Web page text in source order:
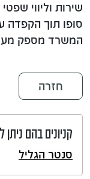
שירות וליווי
סופו תוך הקפדה
המשרד מספק
חזרה
קניונים בהם
סנטר הגליל